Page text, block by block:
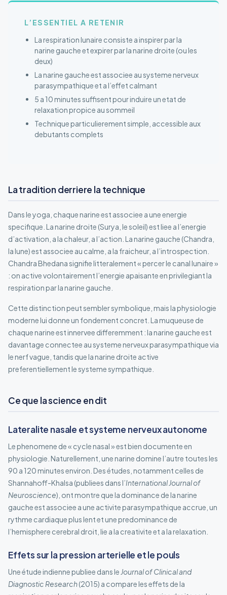
L’ESSENTIEL A RETENIR
La respiration lunaire consiste a inspirer par la
narine gauche et expirer par la narine droite (ou les
deux)
La narine gauche est associee au systeme nerveux
parasympathique et a l’effet calmant
5 a 10 minutes suffisent pour induire un etat de
relaxation propice au sommeil
Technique particulierement simple, accessible aux
debutants complets
La tradition derriere la technique
Dans le yoga, chaque narine est associee a une energie
specifique. La narine droite (Surya, le soleil) est liee a l’energie
d’activation, a la chaleur, a l’action. La narine gauche (Chandra,
la lune) est associee au calme, a la fraicheur, a l’introspection.
Chandra Bhedana signifie litteralement « percer le canal lunaire »
: on active volontairement l’energie apaisante en privilegiant la
respiration par la narine gauche.
Cette distinction peut sembler symbolique, mais la physiologie
moderne lui donne un fondement concret. La muqueuse de
chaque narine est innervee differemment : la narine gauche est
davantage connectee au systeme nerveux parasympathique via
le nerf vague, tandis que la narine droite active
preferentiellement le systeme sympathique.
Ce que la science en dit
Lateralite nasale et systeme nerveux autonome
Le phenomene de « cycle nasal » est bien documente en
physiologie. Naturellement, une narine domine l’autre toutes les
90 a 120 minutes environ. Des études, notamment celles de
Shannahoff-Khalsa (publiees dans l’International Journal of
Neuroscience), ont montre que la dominance de la narine
gauche est associee a une activite parasympathique accrue, un
rythme cardiaque plus lent et une predominance de
l’hemisphere cerebral droit, lie a la creativite et a la relaxation.
Effets sur la pression arterielle et le pouls
Une étude indienne publiee dans le Journal of Clinical and
Diagnostic Research(2015) a compare les effets de la